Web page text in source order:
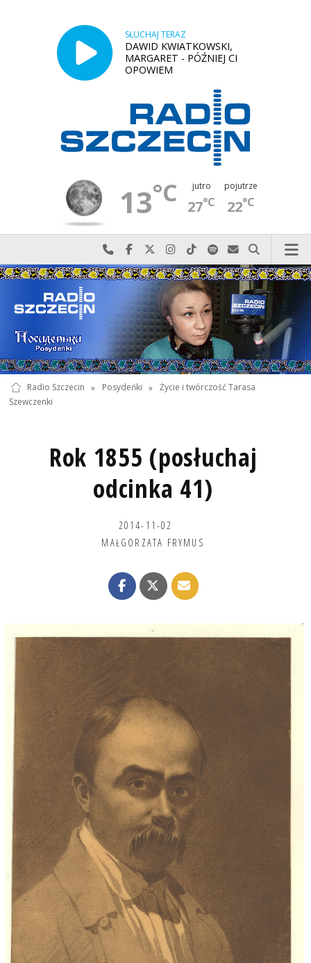
SŁUCHAJ TERAZ
DAWID KWIATKOWSKI,
MARGARET - PÓŹNIEJ CI
OPOWIEM
13°C jutro
27°C
pojutrze
22°C
Najlepiej po prostu do nas zadzwoń
Odwiedź nas na Facebook-u
Odwiedź nas na X
Odwiedź nas na Instagram-ie
Odwiedź nas na TikTok-u
Szukaj nas na Spotify
Wyślij do nas
Szukaj
Radio Szczecin » Posydeńki » Życie i twórczość Tarasa
Szewczenki
Rok 1855 (posłuchaj
odcinka 41)
2014-11-02
MAŁGORZATA FRYMUS